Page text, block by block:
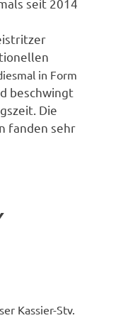
seit 2014
in Form
beschwingt
Die
fanden sehr
Kassier-Stv.